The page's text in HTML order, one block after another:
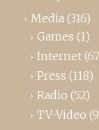
Media (316)
Games (1)
Internet
Press (118)
Radio (52)
TV-Video